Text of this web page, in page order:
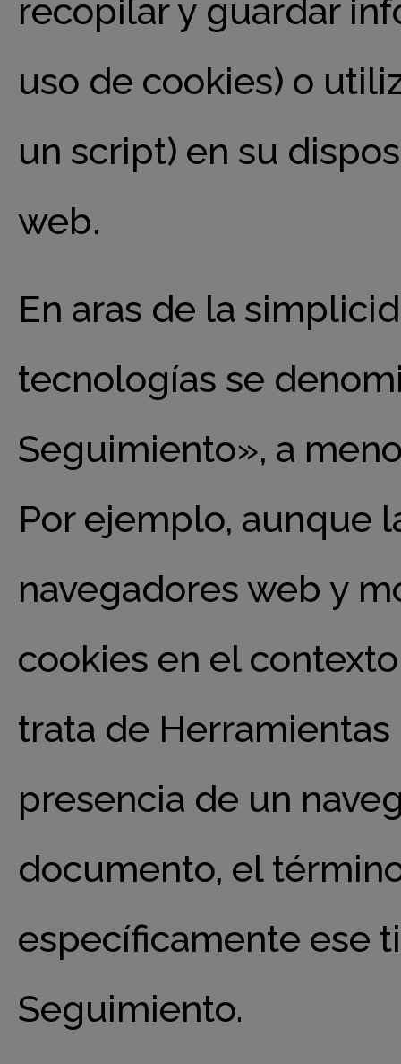
recopilar y guardar
uso de cookies) o
un script) en su
web.
En aras de la
tecnologías se
Seguimiento», a
Por ejemplo, aunque
navegadores web y
cookies en el
trata de
presencia de un
documento, el
específicamente ese
Seguimiento.